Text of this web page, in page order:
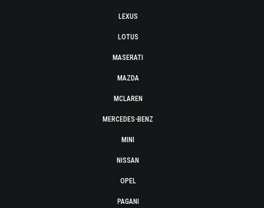
LEXUS
LOTUS
MASERATI
MAZDA
MCLAREN
MERCEDES-BENZ
MINI
NISSAN
OPEL
PAGANI